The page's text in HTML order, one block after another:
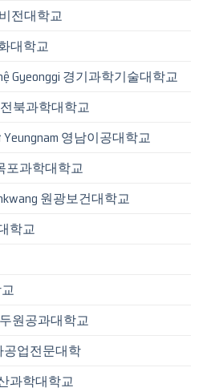
전대학교
대학교
Gyeonggi 경기과학기술대학교
전북과학대학교
Yeungnam 영남이공대학교
포과학대학교
원광보건대학교
학교
원공과대학교
공업전문대학
과학대학교